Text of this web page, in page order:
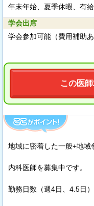
年末年始、夏季休暇、有
学会出席
学会参加可能（費用補助あ
この医
地域に密着した一般+地域
内科医師を募集中です。
勤務日数（週4日、4.5日